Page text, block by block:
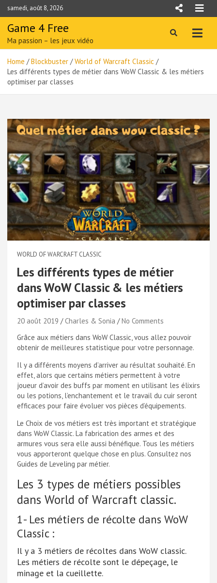
Skip
to
content
samedi, août 8, 2026
Game 4 Free
Ma passion – les jeux vidéo
Home Blockbuster
World of Warcraft Classic
Les différents types de métier dans WoW Classic & les métiers
optimiser par classes
WORLD OF WARCRAFT CLASSIC
Les différents types de métier
dans WoW Classic & les métiers
optimiser par classes
20 août 2019 Charles & Sonia
No Comments
Grâce aux métiers dans WoW Classic, vous allez pouvoir
obtenir de meilleures statistique pour votre personnage.
Il y a différents moyens d’arriver au résultat souhaité. En
effet, alors que certains métiers permettent à votre
joueur d’avoir des buffs par moment en utilisant les élixirs
ou les potions, l’enchantement et le travail du cuir seront
efficaces pour faire évoluer vos pièces d’équipements.
Le Choix de vos métiers est très important et stratégique
dans WoW Classic. La fabrication des armes et des
armures vous sera elle aussi bénéfique. Tous les métiers
vous apporteront quelque chose en plus. Consultez nos
Guides de Leveling par métier.
Les 3 types de métiers possibles
dans World of Warcraft classic.
1- Les métiers de récolte dans WoW
Classic :
Il y a 3 métiers de récoltes dans WoW classic.
Les métiers de récolte sont le dépeçage, le
minage et la cueillette.